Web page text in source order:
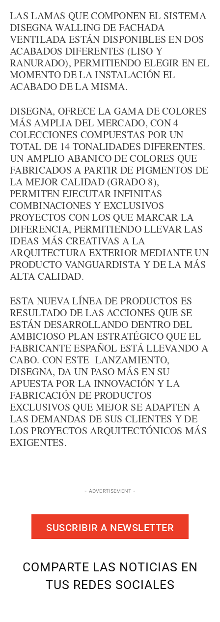
LAS LAMAS QUE COMPONEN EL SISTEMA
DISEGNA WALLING DE FACHADA
VENTILADA ESTÁN DISPONIBLES EN DOS
ACABADOS DIFERENTES (LISO Y
RANURADO), PERMITIENDO ELEGIR EN EL
MOMENTO DE LA INSTALACIÓN EL
ACABADO DE LA MISMA.
DISEGNA, OFRECE LA GAMA DE COLORES
MÁS AMPLIA DEL MERCADO, CON 4
COLECCIONES COMPUESTAS POR UN
TOTAL DE 14 TONALIDADES DIFERENTES.
UN AMPLIO ABANICO DE COLORES QUE
FABRICADOS A PARTIR DE PIGMENTOS DE
LA MEJOR CALIDAD (GRADO 8),
PERMITEN EJECUTAR INFINITAS
COMBINACIONES Y EXCLUSIVOS
PROYECTOS CON LOS QUE MARCAR LA
DIFERENCIA, PERMITIENDO LLEVAR LAS
IDEAS MÁS CREATIVAS A LA
ARQUITECTURA EXTERIOR MEDIANTE UN
PRODUCTO VANGUARDISTA Y DE LA MÁS
ALTA CALIDAD.
ESTA NUEVA LÍNEA DE PRODUCTOS ES
RESULTADO DE LAS ACCIONES QUE SE
ESTÁN DESARROLLANDO DENTRO DEL
AMBICIOSO PLAN ESTRATÉGICO QUE EL
FABRICANTE ESPAÑOL ESTÁ LLEVANDO A
CABO. CON ESTE LANZAMIENTO,
DISEGNA, DA UN PASO MÁS EN SU
APUESTA POR LA INNOVACIÓN Y LA
FABRICACIÓN DE PRODUCTOS
EXCLUSIVOS QUE MEJOR SE ADAPTEN A
LAS DEMANDAS DE SUS CLIENTES Y DE
LOS PROYECTOS ARQUITECTÓNICOS MÁS
EXIGENTES.
- ADVERTISEMENT -
SUSCRIBIR A NEWSLETTER
COMPARTE LAS NOTICIAS EN
TUS REDES SOCIALES